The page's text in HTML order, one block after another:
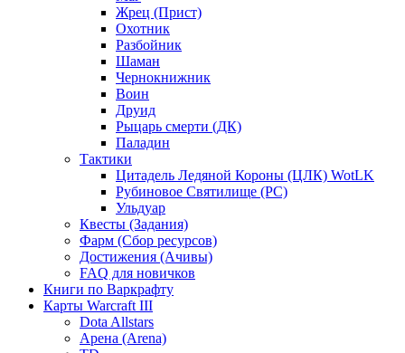
Жрец (Прист)
Охотник
Разбойник
Шаман
Чернокнижник
Воин
Друид
Рыцарь смерти (ДК)
Паладин
Тактики
Цитадель Ледяной Короны (ЦЛК) WotLK
Рубиновое Святилище (РС)
Ульдуар
Квесты (Задания)
Фарм (Сбор ресурсов)
Достижения (Ачивы)
FAQ для новичков
Книги по Варкрафту
Карты Warcraft III
Dota Allstars
Арена (Arena)